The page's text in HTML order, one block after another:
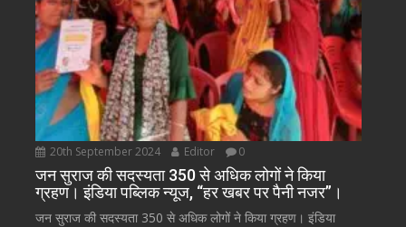
20th September 2024 Editor 0
जन सुराज की सदस्यता 350 से अधिक लोगों ने किया
ग्रहण। इंडिया पब्लिक न्यूज, “हर खबर पर पैनी नजर”।
जन सुराज की सदस्यता 350 से अधिक लोगों ने किया ग्रहण। इंडिया